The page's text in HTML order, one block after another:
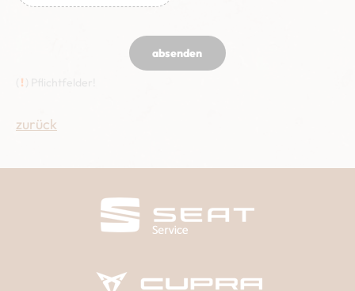
absenden
!
zurück